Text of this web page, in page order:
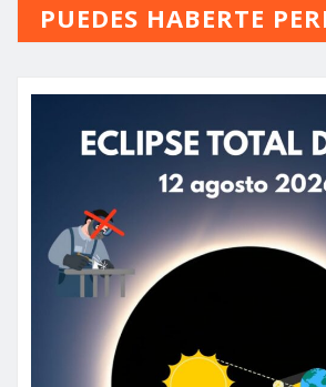
PUEDES HABERTE